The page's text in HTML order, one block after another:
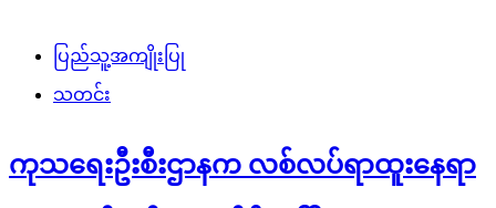
ပြည်သူ့အကျိုးပြု
သတင်း
ကုသရေးဦးစီးဌာနက လစ်လပ်ရာထူး‌နေရာ